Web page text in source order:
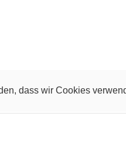
dass wir Cookies